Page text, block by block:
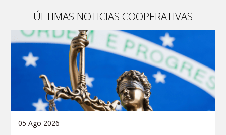
ÚLTIMAS NOTICIAS COOPERATIVAS
05 Ago 2026